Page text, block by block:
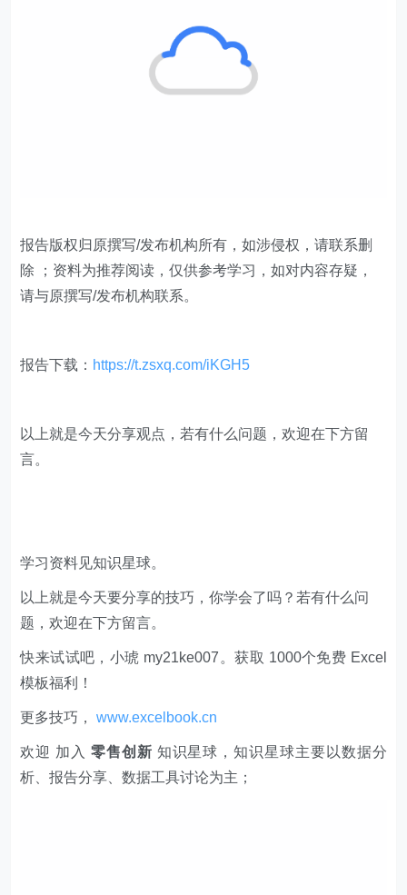
报告版权归原撰写/发布机构所有，如涉侵权，请联系删
除 ；资料为推荐阅读，仅供参考学习，如对内容存疑，
请与原撰写/发布机构联系。
报告下载： https://t.zsxq.com/iKGH5
​​以上就是今天分享观点，若有什么问题，欢迎在下方留
言。
学习资料见知识星球。
以上就是今天要分享的技巧，你学会了吗？若有什么问
题，欢迎在下方留言。
快来试试吧，小琥 my21ke007。获取 1000个免费 Excel
模板福利​​​​！
更多技巧，www.excelbook.cn
欢迎 加入 零售创新 知识星球，知识星球主要以数据分
析、报告分享、数据工具讨论为主；